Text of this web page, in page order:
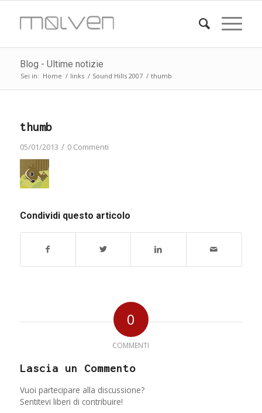
Blog - Ultime notizie
Sei in: Home / links / Sound Hills 2007 / thumb
thumb
05/01/2013 / 0 Commenti
Condividi questo articolo
0
COMMENTI
Lascia un Commento
Vuoi partecipare alla discussione?
Sentitevi liberi di contribuire!